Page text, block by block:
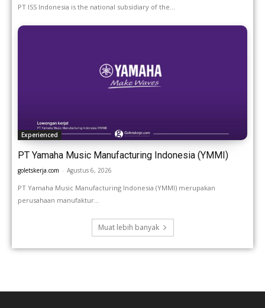
PT ISS Indonesia is the national subsidiary of the...
Experienced
PT Yamaha Music Manufacturing Indonesia (YMMI)
goletskerja.com - Agustus 6, 2026
PT Yamaha Music Manufacturing Indonesia (YMMI) merupakan
perusahaan manufaktur...
Muat lebih banyak